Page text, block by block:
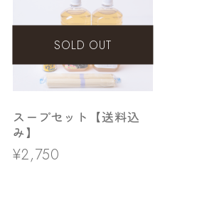
SOLD OUT
スープセット【送料込
み】
¥2,750